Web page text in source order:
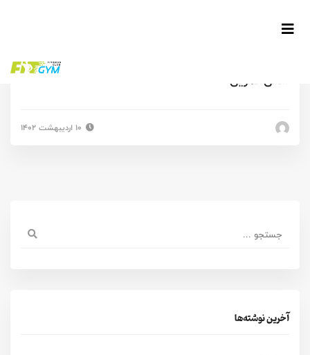
سالن تمرین
آخرین نوشته‌ها